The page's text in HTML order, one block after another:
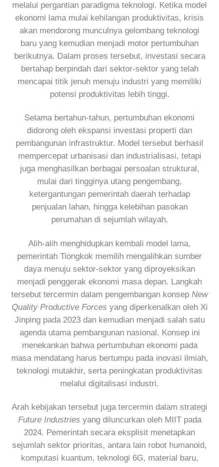
melalui pergantian paradigma teknologi. Ketika model
ekonomi lama mulai kehilangan produktivitas, krisis
akan mendorong munculnya gelombang teknologi
baru yang kemudian menjadi motor pertumbuhan
berikutnya. Dalam proses tersebut, investasi secara
bertahap berpindah dari sektor-sektor yang telah
mencapai titik jenuh menuju industri yang memiliki
potensi produktivitas lebih tinggi.
Selama bertahun-tahun, pertumbuhan ekonomi
didorong oleh ekspansi investasi properti dan
pembangunan infrastruktur. Model tersebut berhasil
mempercepat urbanisasi dan industrialisasi, tetapi
juga menghasilkan berbagai persoalan struktural,
mulai dari tingginya utang pengembang,
ketergantungan pemerintah daerah terhadap
penjualan lahan, hingga kelebihan pasokan
perumahan di sejumlah wilayah.
Alih-alih menghidupkan kembali model lama,
pemerintah Tiongkok memilih mengalihkan sumber
daya menuju sektor-sektor yang diproyeksikan
menjadi penggerak ekonomi masa depan. Langkah
tersebut tercermin dalam pengembangan konsep New
Quality Productive Forces yang diperkenalkan oleh Xi
Jinping pada 2023 dan kemudian menjadi salah satu
agenda utama pembangunan nasional. Konsep ini
menekankan bahwa pertumbuhan ekonomi pada
masa mendatang harus bertumpu pada inovasi ilmiah,
teknologi mutakhir, serta peningkatan produktivitas
melalui digitalisasi industri.
Arah kebijakan tersebut juga tercermin dalam strategi
Future Industries yang diluncurkan oleh MIIT pada
2024. Pemerintah secara eksplisit menetapkan
sejumlah sektor prioritas, antara lain robot humanoid,
komputasi kuantum, teknologi 6G, material baru,